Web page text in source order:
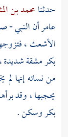
حدثنامحمد بن
عامرأن النبي -
الأشعث ،
بكرمشقة شديدة
من نسائه إنها
يحجبها ، وقد
بكروسكن .